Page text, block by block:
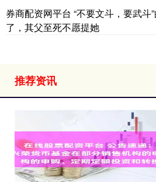
券商配资网平台 “不要文斗，要武斗
了，其父至死不愿提她
推荐资讯